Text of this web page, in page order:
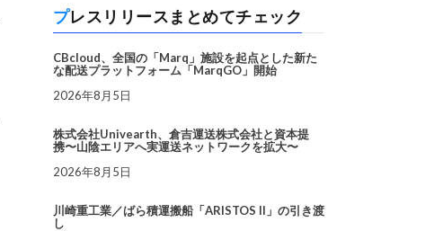
プレスリリースまとめてチェック
CBcloud、全国の「Marq」施設を起点とした新た
な配送プラットフォーム「MarqGO」開始
2026年8月5日
株式会社Univearth、倉吉運送株式会社と資本提
携〜山陰エリアへ実運送ネットワークを拡大〜
2026年8月5日
川崎重工業／ばら積運搬船「ARISTOS II」の引き渡
し